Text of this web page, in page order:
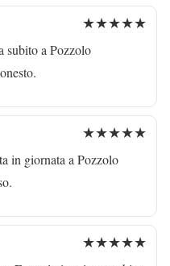
★★★★★
subito a Pozzolo
★★★★★
in giornata a Pozzolo
★★★★★